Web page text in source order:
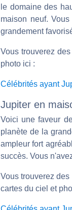
le domaine des
maison neuf.
grandement
Vous trouverez
photo ici :
Célébrités ayant
Jupiter en
Voici une faveur
planète de la
ampleur fort
succès. Vous
Vous trouverez
cartes du ciel et